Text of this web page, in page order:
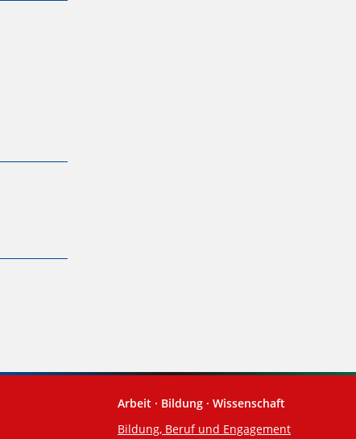
Arbeit · Bildung · Wissenschaft
Bildung, Beruf und Engagement